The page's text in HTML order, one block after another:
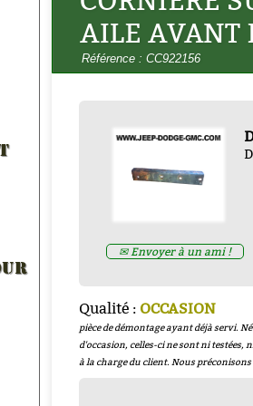
AILE AVANT
Référence : CC922156
✉ Envoyer à un ami !
Qualité : OCCASION
pièce de démontage ayant déjà servi.
d'occasion, celles-ci ne sont ni
à la charge du client. Nous
ALLIES DE LA
par francois bertin-